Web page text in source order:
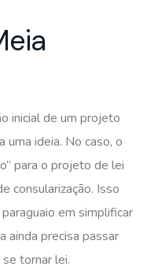
inicial de um projeto
uma ideia. No caso, o
para o projeto de lei
consularização. Isso
em simplificar
ainda precisa passar
tornar lei.